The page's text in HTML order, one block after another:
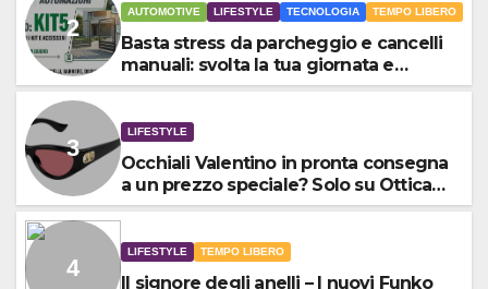
AUTOMOTIVE LIFESTYLE TECNOLOGIA TEMPO LIBERO
Basta stress da parcheggio e cancelli
manuali: svolta la tua giornata e
risparmia subito il 5%
LIFESTYLE
Occhiali Valentino in pronta consegna
a un prezzo speciale? Solo su Ottica
Piazza San Marino
LIFESTYLE TEMPO LIBERO
Il signore degli anelli – I nuovi Funko